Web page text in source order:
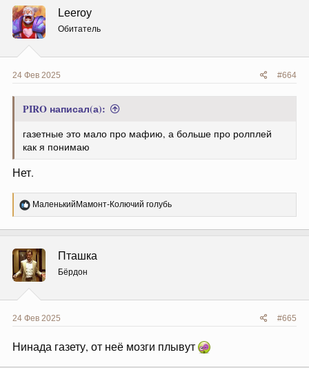
ц
и
и
:
Leeroy
Обитатель
24 Фев 2025 #664
PIRO написал(а):
газетные это мало про мафию, а больше про ролплей
как я понимаю
Нет.
Р
е
ц
и
и
:
МаленькийМамонт-Колючий голубь
Пташка
Бёрдон
24 Фев 2025 #665
Нинада газету, от неё мозги плывут